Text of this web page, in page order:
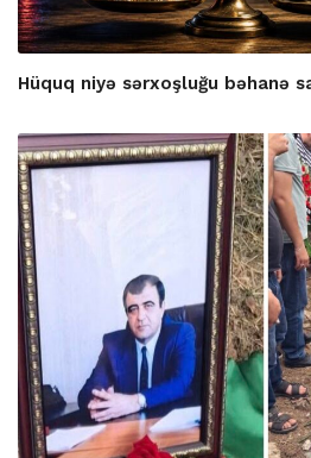
Hüquq niyə sərxoşluğu bəhanə